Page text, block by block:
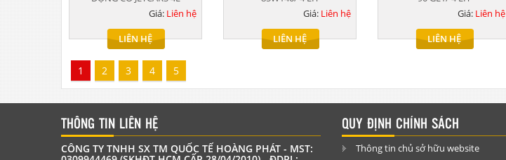
Giá: Liên hệ
LIÊN HỆ
Giá: Liên hệ
LIÊN HỆ
Giá: Liên hệ
LIÊN HỆ
1 2 3 4 5
THÔNG TIN LIÊN HỆ
CÔNG TY TNHH SX TM QUỐC TẾ HOÀNG PHÁT - MST:
QUY ĐỊNH CHÍNH SÁCH
Thông tin chủ sở hữu website